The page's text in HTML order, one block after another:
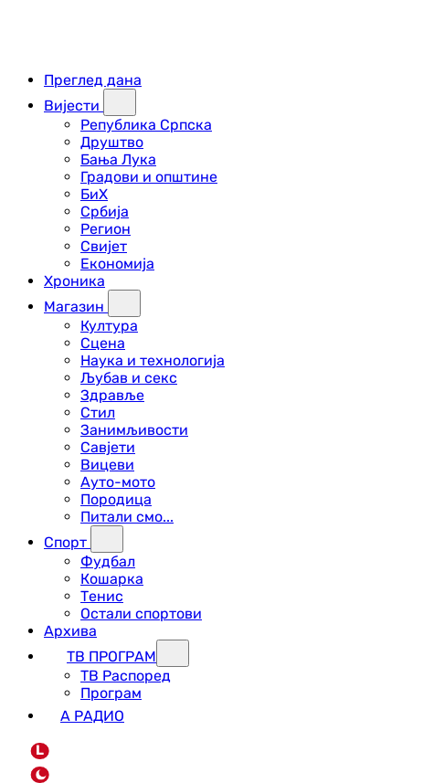
Преглед дана
Вијести
Република Српска
Друштво
Бања Лука
Градови и општине
БиХ
Србија
Регион
Свијет
Економија
Хроника
Магазин
Култура
Сцена
Наука и технологија
Љубав и секс
Здравље
Стил
Занимљивости
Савјети
Вицеви
Ауто-мото
Породица
Питали смо...
Спорт
Фудбал
Кошарка
Тенис
Остали спортови
Архива
ТВ ПРОГРАМ
ТВ Распоред
Програм
А РАДИО
L